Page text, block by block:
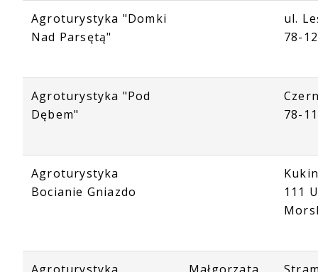
Agroturystyka "Domki
Nad Parsętą"
ul.
78-
Agroturystyka "Pod
Dębem"
78-
Agroturystyka
Bocianie Gniazdo
111